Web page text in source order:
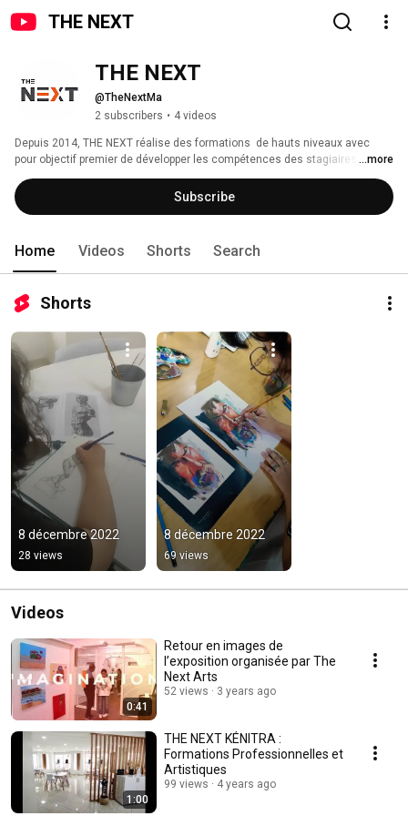
THE NEXT
THE NEXT
@TheNextMa
2 subscribers • 4 videos
Depuis 2014, THE NEXT réalise des formations  de hauts niveaux avec
pour objectif premier de développer les compétences des stagiaires, afin
qu’ils puissent mettre en application les enseignements reçus dès leur
retour de formation.
...more
Subscribe
Home Videos Shorts Search
Shorts
8 décembre 2022
28 views
8 décembre 2022
69 views
Videos
0:41
Retour en images de
l’exposition organisée par The
Next Arts
52 views 3 years ago
1:00
THE NEXT KÉNITRA :
Formations Professionnelles et
Artistiques
99 views 4 years ago